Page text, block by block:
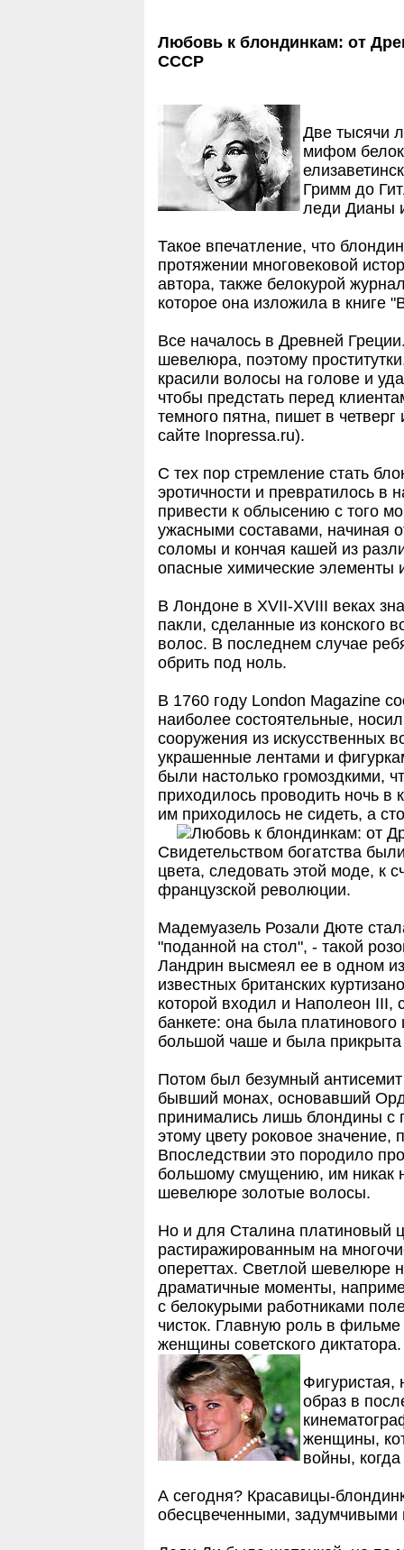
Любовь к блондинкам: от
СССР
Две тысячи
мифом
Гримм до
леди Дианы
Такое впечатление, что
протяжении многовековой
автора, также белокурой
которое она изложила в книге
Все началось в Древней
шевелюра, поэтому
красили волосы на голове и
чтобы предстать перед
темного пятна, пишет в
сайте Inopressa.ru).
С тех пор стремление стать
эротичности и превратилось в
привести к облысению с того
ужасными составами, начиная
соломы и кончая кашей из
опасные химические элементы
В Лондоне в XVII-XVIII веках
пакли, сделанные из конского
волос. В последнем случае
обрить под ноль.
В 1760 году London Magazine
наиболее состоятельные,
сооружения из искусственных
украшенные лентами и
были настолько громоздкими,
приходилось проводить ночь в
им приходилось не сидеть, а
Свидетельством богатства
цвета, следовать этой моде, к
французской революции.
Мадемуазель Розали Дюте
"поданной на стол", - такой
Ландрин высмеял ее в одном
известных британских
которой входил и Наполеон
банкете: она была
большой чаше и была
Потом был безумный
бывший монах, основавший
принимались лишь блондины с
этому цвету роковое
Впоследствии это породило
большому смущению, им никак
шевелюре золотые волосы.
Но и для Сталина платиновый
растиражированным на
опереттах. Светлой шевелюре
драматичные моменты,
с белокурыми работниками
чисток. Главную роль в
женщины советского диктатора.
Фигуристая,
образ в
женщины,
войны,
А сегодня? Красавицы-
обесцвеченными, задумчивыми